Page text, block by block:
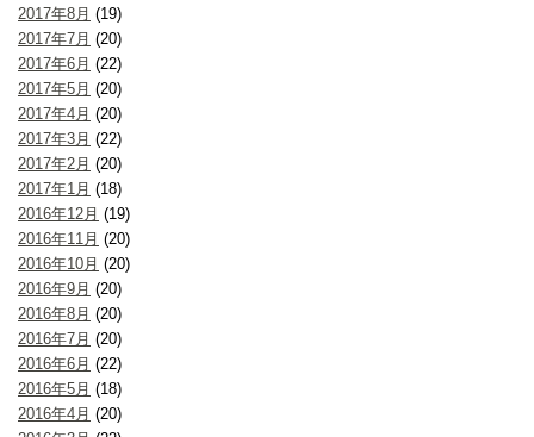
2017年8月 (19)
2017年7月 (20)
2017年6月 (22)
2017年5月 (20)
2017年4月 (20)
2017年3月 (22)
2017年2月 (20)
2017年1月 (18)
2016年12月 (19)
2016年11月 (20)
2016年10月 (20)
2016年9月 (20)
2016年8月 (20)
2016年7月 (20)
2016年6月 (22)
2016年5月 (18)
2016年4月 (20)